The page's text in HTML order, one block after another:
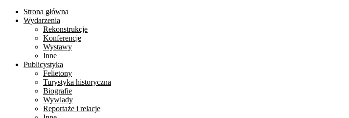
Strona główna
Wydarzenia
Rekonstrukcje
Konferencje
Wystawy
Inne
Publicystyka
Felietony
Turystyka historyczna
Biografie
Wywiady
Reportaże i relacje